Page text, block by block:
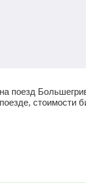
поезд
стоимости